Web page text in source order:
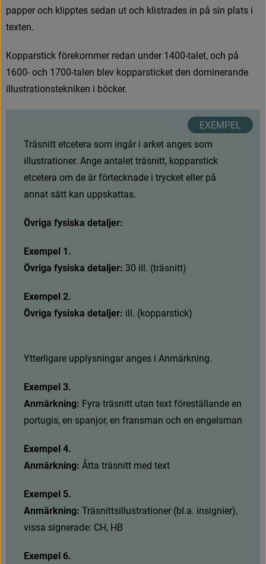
papper och klipptes sedan ut och klistrades in på sin plats i
texten.
Kopparstick förekommer redan under 1400-talet, och på
1 600- och 1700-talen blev kopparsticket den dominerande
illustrationstekniken i böcker.
Träsnitt etcetera som ingår i arket anges som
illustrationer. Ange antalet träsnitt, kopparstick
etcetera om de är förtecknade i trycket eller på
annat sätt kan uppskattas.
Övriga fysiska detaljer:
Exempel 1.
Övriga fysiska detaljer: 30 ill. (träsnitt)
Exempel 2.
Övriga fysiska detaljer: ill. (kopparstick)
Ytterligare upplysningar anges i Anmärkning.
Exempel 3.
Anmärkning: Fyra träsnitt utan text föreställande en
portugis, en spanjor, en fransman och en engelsman
Exempel 4.
Anmärkning: Åtta träsnitt med text
Exempel 5.
Anmärkning: Träsnittsillustrationer (bl.a. insignier),
vissa signerade: CH, HB
Exempel 6.